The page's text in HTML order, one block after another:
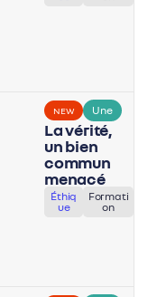
NEW Une
La vérité,
un bien
commun
menacé
Éthiq
ue
Formati
on